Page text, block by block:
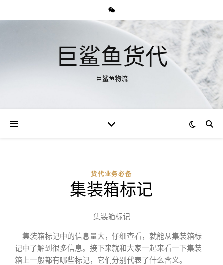
巨鲨鱼货代
巨鲨鱼物流
货代业务必备
集装箱标记
集装箱标记
集装箱标记中的信息量大，仔细查看，就能从集装箱标
记中了解到很多信息。接下来就和大家一起来看一下集装
箱上一般都有哪些标记，它们分别代表了什么含义。